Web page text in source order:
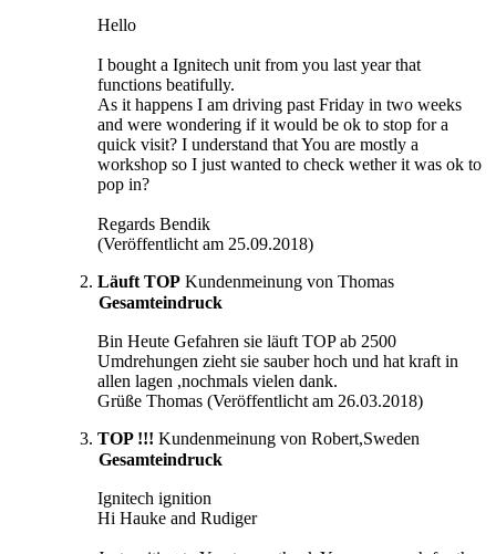
Hello
I bought a Ignitech unit from you last year that
functions beatifully.
As it happens I am driving past Friday in two weeks
and were wondering if it would be ok to stop for a
quick visit? I understand that You are mostly a
workshop so I just wanted to check wether it was ok to
pop in?
Regards Bendik
(Veröffentlicht am 25.09.2018)
Läuft TOP Kundenmeinung von Thomas
Gesamteindruck
Bin Heute Gefahren sie läuft TOP ab 2500
Umdrehungen zieht sie sauber hoch und hat kraft in
allen lagen ,nochmals vielen dank.
Grüße Thomas (Veröffentlicht am 26.03.2018)
TOP !!! Kundenmeinung von Robert,Sweden
Gesamteindruck
Ignitech ignition
Hi Hauke and Rudiger